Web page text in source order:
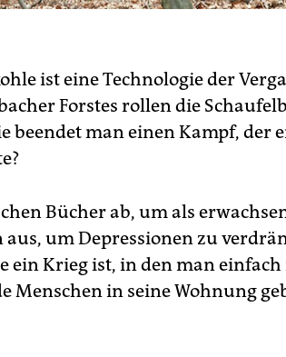
ist eine Technologie der
Forstes rollen die
beendet man einen Kampf, der
Bücher ab, um als
um Depressionen zu
ein Krieg ist, in den man
Menschen in seine Wohnung